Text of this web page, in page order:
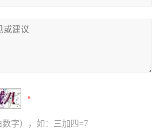
字），如：三加四=7